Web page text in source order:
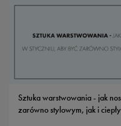
Sztuka warstwowania - jak
zarówno stylowym, jak i